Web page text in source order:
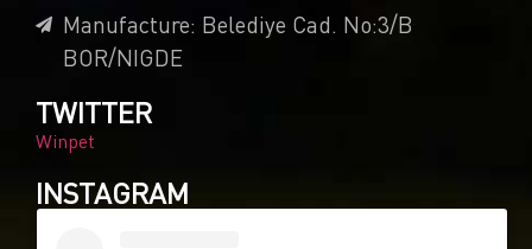
Manufacture: Belediye Cad. No:3/B
BOR/NIGDE
TWITTER
Winpet
INSTAGRAM